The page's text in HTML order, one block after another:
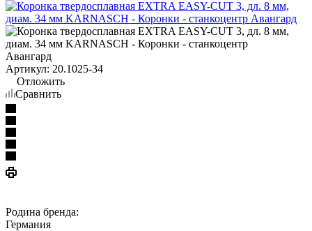
Артикул: 20.1025-34
Отложить
Сравнить
Родина бренда:
Германия